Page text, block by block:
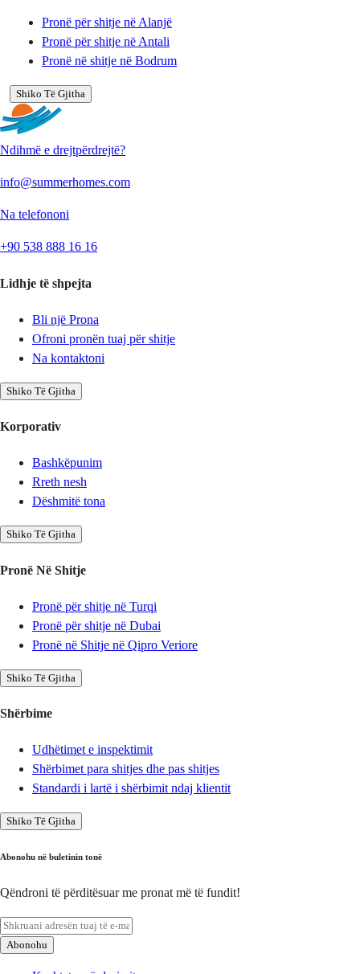
Pronë për shitje në Alanjë
Pronë për shitje në Antali
Pronë në shitje në Bodrum
Shiko Të Gjitha
Ndihmë e drejtpërdrejtë?
info@summerhomes.com
Na telefononi
+90 538 888 16 16
Lidhje të shpejta
Bli një Prona
Ofroni pronën tuaj për shitje
Na kontaktoni
Shiko Të Gjitha
Korporativ
Bashkëpunim
Rreth nesh
Dëshmitë tona
Shiko Të Gjitha
Pronë Në Shitje
Pronë për shitje në Turqi
Pronë për shitje në Dubai
Pronë në Shitje në Qipro Veriore
Shiko Të Gjitha
Shërbime
Udhëtimet e inspektimit
Shërbimet para shitjes dhe pas shitjes
Standardi i lartë i shërbimit ndaj klientit
Shiko Të Gjitha
Abonohu në buletinin tonë
Qëndroni të përditësuar me pronat më të fundit!
Abonohu